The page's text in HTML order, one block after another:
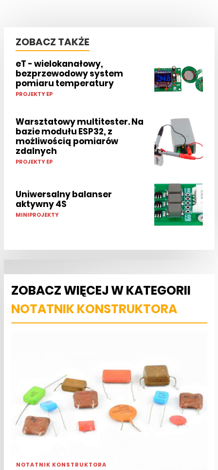
ZOBACZ TAKŻE
eT - wielokanałowy,
bezprzewodowy system
pomiaru temperatury
PROJEKTY EP
Warsztatowy multitester. Na
bazie modułu ESP32, z
możliwością pomiarów
zdalnych
PROJEKTY EP
Uniwersalny balanser
aktywny 4S
MINIPROJEKTY
ZOBACZ WIĘCEJ W KATEGORII
NOTATNIK KONSTRUKTORA
NOTATNIK KONSTRUKTORA